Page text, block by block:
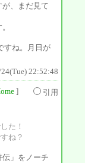
が、まだ見て
すね。月日が
22:52:48
]
引用
した！
すね？
」をノーチ